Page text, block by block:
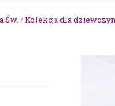
Św. /Kolekcja dla